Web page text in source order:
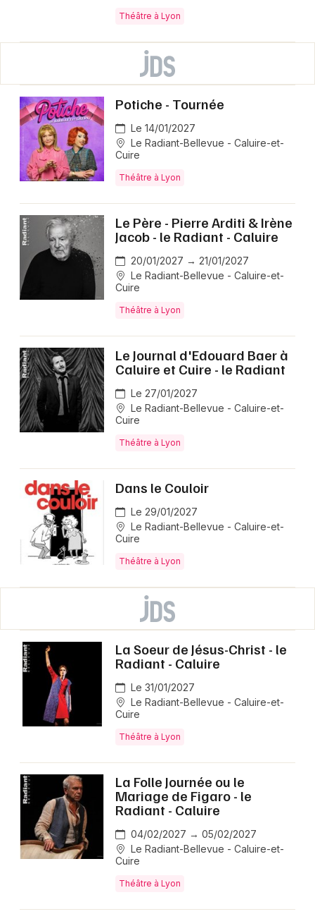
Théâtre à Lyon
Potiche - Tournée
Le 14/01/2027
Le Radiant-Bellevue - Caluire-et-
Cuire
Théâtre à Lyon
Le Père - Pierre Arditi & Irène
Jacob - le Radiant - Caluire
20/01/2027 → 21/01/2027
Le Radiant-Bellevue - Caluire-et-
Cuire
Théâtre à Lyon
Le Journal d'Edouard Baer à
Caluire et Cuire - le Radiant
Le 27/01/2027
Le Radiant-Bellevue - Caluire-et-
Cuire
Théâtre à Lyon
Dans le Couloir
Le 29/01/2027
Le Radiant-Bellevue - Caluire-et-
Cuire
Théâtre à Lyon
La Soeur de Jésus-Christ - le
Radiant - Caluire
Le 31/01/2027
Le Radiant-Bellevue - Caluire-et-
Cuire
Théâtre à Lyon
La Folle Journée ou le
Mariage de Figaro - le
Radiant - Caluire
04/02/2027 → 05/02/2027
Le Radiant-Bellevue - Caluire-et-
Cuire
Théâtre à Lyon